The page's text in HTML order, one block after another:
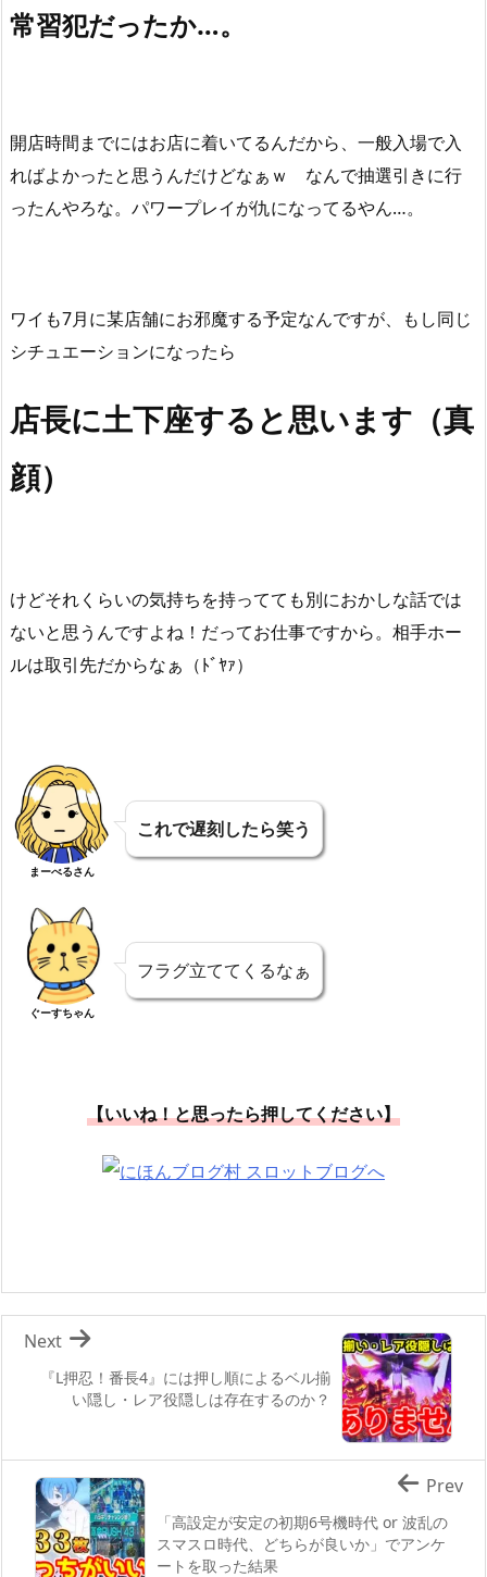
常習犯だったか…。
開店時間までにはお店に着いてるんだから、一般入場で入
ればよかったと思うんだけどなぁｗ なんで抽選引きに行
ったんやろな。パワープレイが仇になってるやん…。
ワイも7月に某店舗にお邪魔する予定なんですが、もし同じ
シチュエーションになったら
店長に土下座すると思います（真
顔）
けどそれくらいの気持ちを持ってても別におかしな話では
ないと思うんですよね！だってお仕事ですから。相手ホー
ルは取引先だからなぁ（ﾄﾞﾔｧ）
まーべるさん
これで遅刻したら笑う
ぐーすちゃん
フラグ立ててくるなぁ
【いいね！と思ったら押してください】
『L押忍！番長4』には押し順によるベル揃
い隠し・レア役隠しは存在するのか？
Next
「高設定が安定の初期6号機時代 or 波乱の
スマスロ時代、どちらが良いか」でアンケ
ートを取った結果
Prev